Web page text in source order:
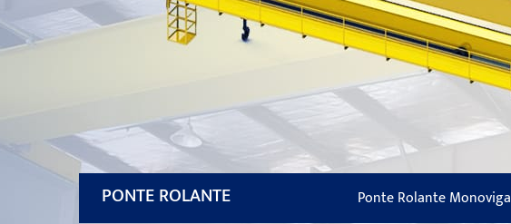
PONTE ROLANTE Ponte Rolante Monoviga